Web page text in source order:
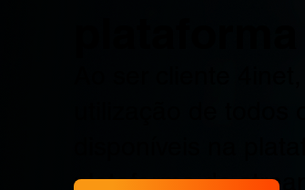
Ao ser cliente
utilização de todos
disponíveis na
plataforma de